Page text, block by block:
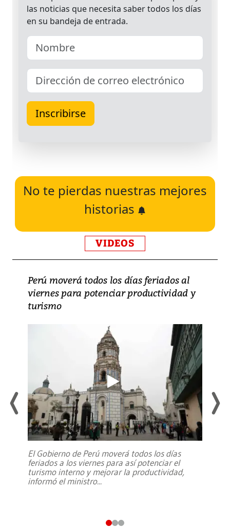
No te pierdas nuestras mejores
historias
VIDEOS
Perú moverá todos los días feriados al
viernes para potenciar productividad y
turismo
El Gobierno de Perú moverá todos los días
feriados a los viernes para así potenciar el
turismo interno y mejorar la productividad,
informó el ministro...